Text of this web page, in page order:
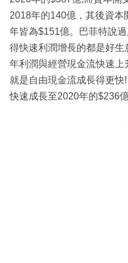
2018年的140億，其後資
年皆為$151億。巴菲特說
得快速利潤增長的都是好
年利潤與經營現金流快速
就是自由現金流成長得更
快速成長至2020年的$236